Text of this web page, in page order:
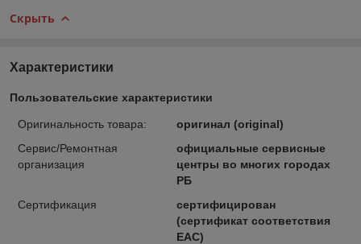
Скрыть
Характеристики
Пользовательские характеристики
Оригинальность товара:
оригинал (original)
Сервис/Ремонтная
организация
официальные сервисные
центры во многих городах
РБ
Сертификация
сертифицирован
(сертификат соответствия
ЕАС)